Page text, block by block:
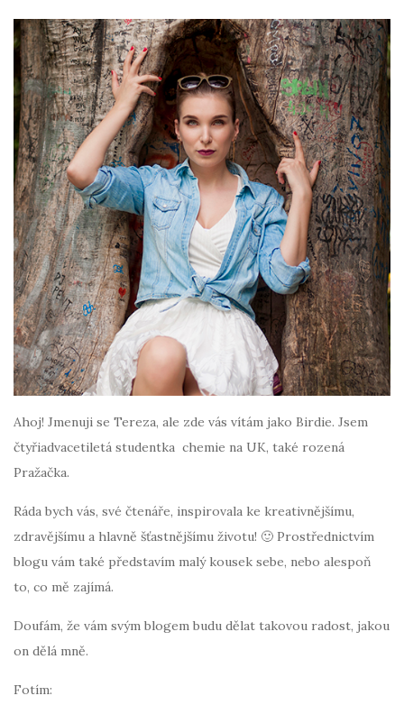
Ahoj! Jmenuji se Tereza, ale zde vás vítám jako Birdie. Jsem
čtyřiadvacetiletá studentka chemie na UK, také rozená
Pražačka.
Ráda bych vás, své čtenáře, inspirovala ke kreativnějšímu,
zdravějšímu a hlavně šťastnějšímu životu! 🙂 Prostřednictvím
blogu vám také představím malý kousek sebe, nebo alespoň
to, co mě zajímá.
Doufám, že vám svým blogem budu dělat takovou radost, jakou
on dělá mně.
Fotím: